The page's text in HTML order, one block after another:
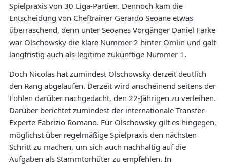
Spielpraxis von 30 Liga-Partien. Dennoch kam die
Entscheidung von Cheftrainer Gerardo Seoane etwas
überraschend, denn unter Seoanes Vorgänger Daniel Farke
war Olschowsky die klare Nummer 2 hinter Omlin und galt
langfristig auch als legitime zukünftige Nummer 1.
Doch Nicolas hat zumindest Olschowsky derzeit deutlich
den Rang abgelaufen. Derzeit wird anscheinend seitens der
Fohlen darüber nachgedacht, den 22-Jährigen zu verleihen.
Darüber berichtet zumindest der internationale Transfer-
Experte Fabrizio Romano. Für Olschowsky gilt es hingegen,
möglichst über regelmäßige Spielpraxis den nächsten
Schritt zu machen, um sich auch nachhaltig auf die
Aufgaben als Stammtorhüter zu empfehlen. In